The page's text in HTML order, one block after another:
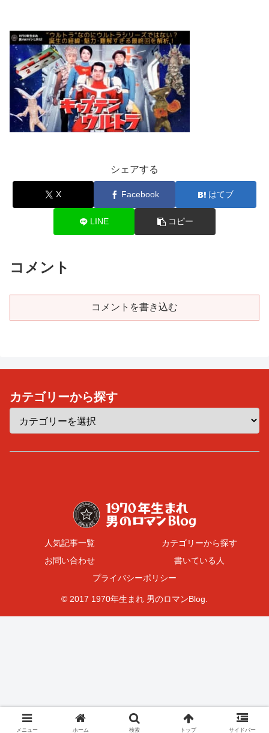
シェアする
X Facebook はてブ
LINE コピー
コメント
コメントを書き込む
カテゴリーから探す
人気記事一覧
カテゴリーから探す
お問い合わせ
書いている人
プライバシーポリシー
© 2017 1970年生まれ 男のロマンBlog.
メニュー ホーム 検索 トップ サイドバー